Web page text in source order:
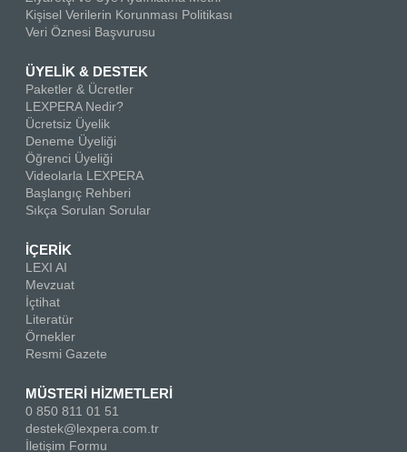
Kişisel Verilerin Korunması Politikası
Veri Öznesi Başvurusu
ÜYELİK & DESTEK
Paketler & Ücretler
LEXPERA Nedir?
Ücretsiz Üyelik
Deneme Üyeliği
Öğrenci Üyeliği
Videolarla LEXPERA
Başlangıç Rehberi
Sıkça Sorulan Sorular
İÇERİK
LEXI AI
Mevzuat
İçtihat
Literatür
Örnekler
Resmi Gazete
MÜSTERİ HİZMETLERİ
0 850 811 01 51
destek@lexpera.com.tr
İletişim Formu